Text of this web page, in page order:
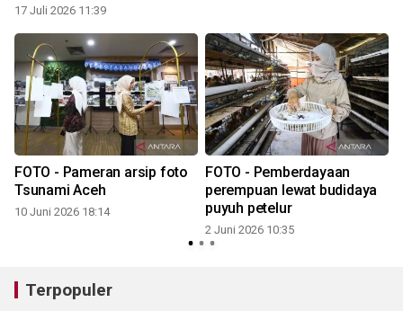
17 Juli 2026 11:39
FOTO - Pameran arsip foto
Tsunami Aceh
10 Juni 2026 18:14
FOTO - Pemberdayaan
perempuan lewat budidaya
puyuh petelur
2 Juni 2026 10:35
Terpopuler